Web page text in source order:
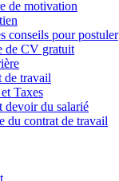
de motivation
conseils pour postuler
de CV gratuit
de travail
Taxes
devoir du salarié
du contrat de travail